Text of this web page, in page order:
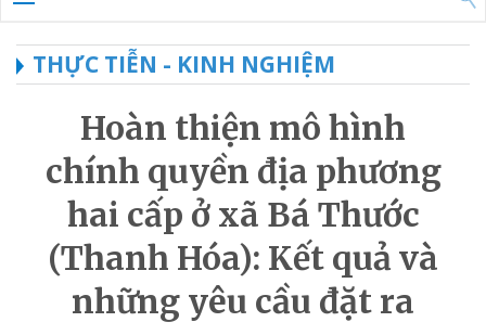
THỰC TIỄN - KINH NGHIỆM
Hoàn thiện mô hình
chính quyền địa phương
hai cấp ở xã Bá Thước
(Thanh Hóa): Kết quả và
những yêu cầu đặt ra